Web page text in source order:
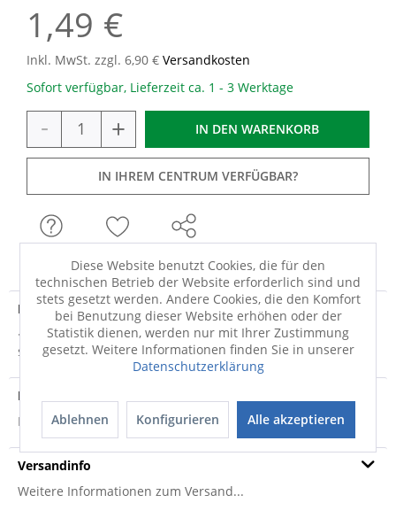
1,49 €
Inkl. MwSt. zzgl. 6,90 € Versandkosten
Sofort verfügbar, Lieferzeit ca. 1 - 3 Werktage
- + IN DEN WARENKORB
IN IHREM CENTRUM VERFÜGBAR?
FRAGEN MERKEN TEILEN
Produktdetails
· Edelstahl 18/0 hochglanzpoliert · silberfarben ·
spülmaschinenfest · Dieser Kaffeelöffel...mehr
Produktsicherheit
Produktsicherheit
Versandinfo
Weitere Informationen zum Versand...
Diese Website benutzt Cookies, die für den
technischen Betrieb der Website erforderlich sind und
stets gesetzt werden. Andere Cookies, die den Komfort
bei Benutzung dieser Website erhöhen oder der
Statistik dienen, werden nur mit Ihrer Zustimmung
gesetzt. Weitere Informationen finden Sie in unserer
Datenschutzerklärung
Ablehnen Konfigurieren Alle akzeptieren